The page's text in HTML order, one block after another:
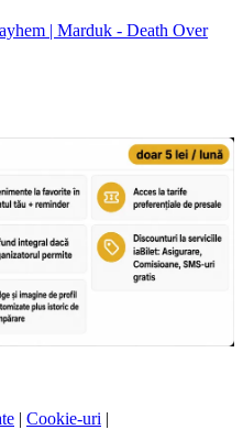
| Marduk - Death Over
| Cookie-uri |